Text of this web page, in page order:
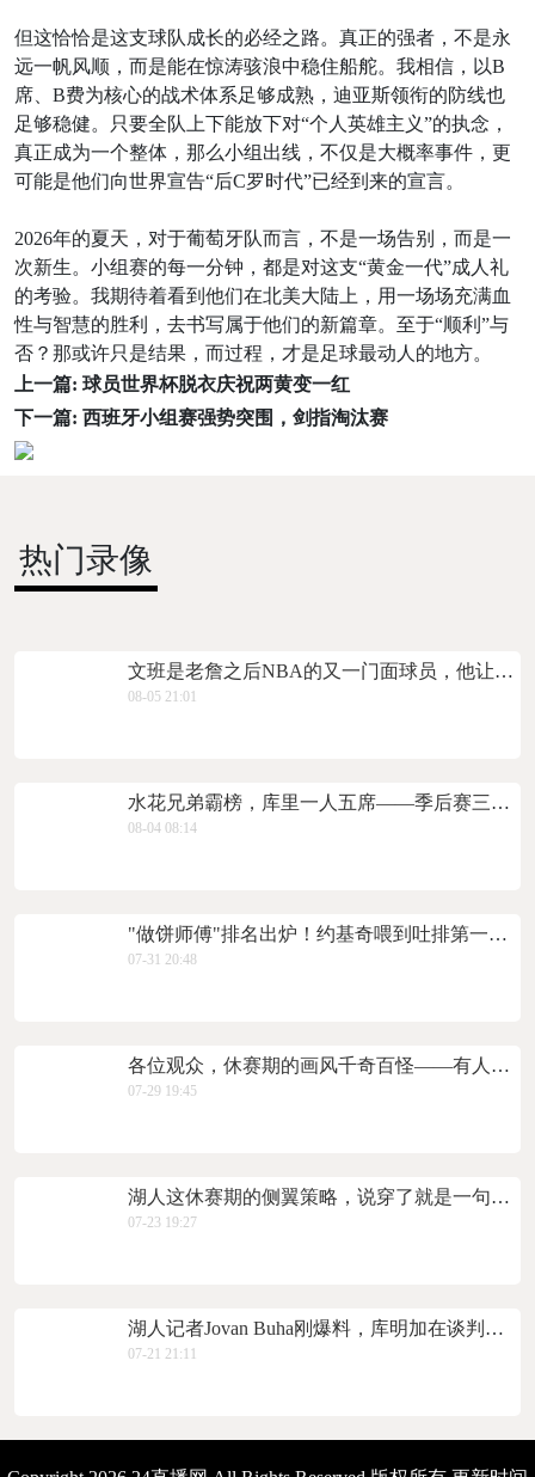
但这恰恰是这支球队成长的必经之路。真正的强者，不是永
远一帆风顺，而是能在惊涛骇浪中稳住船舵。我相信，以B
席、B费为核心的战术体系足够成熟，迪亚斯领衔的防线也
足够稳健。只要全队上下能放下对“个人英雄主义”的执念，
真正成为一个整体，那么小组出线，不仅是大概率事件，更
可能是他们向世界宣告“后C罗时代”已经到来的宣言。
2026年的夏天，对于葡萄牙队而言，不是一场告别，而是一
次新生。小组赛的每一分钟，都是对这支“黄金一代”成人礼
的考验。我期待着看到他们在北美大陆上，用一场场充满血
性与智慧的胜利，去书写属于他们的新篇章。至于“顺利”与
否？那或许只是结果，而过程，才是足球最动人的地方。
上一篇: 球员世界杯脱衣庆祝两黄变一红
下一篇: 西班牙小组赛强势突围，剑指淘汰赛
热门录像
文班是老詹之后NBA的又一门面球员，他让NBA更加国际化
08-05 21:01
水花兄弟霸榜，库里一人五席——季后赛三分投射的“天花板”长这样
08-04 08:14
"做饼师傅"排名出炉！约基奇喂到吐排第一，东契奇哈登双双上榜，76人这笔账得好好算
07-31 20:48
各位观众，休赛期的画风千奇百怪——有人在训练馆挥汗如雨，有人在交易流言里若隐若现，而吉米·巴特勒选择了第三种
07-29 19:45
湖人这休赛期的侧翼策略，说穿了就是一句话：疯狂囤货，刮出一张算一张。 而最终成型的这套“侧翼人海
07-23 19:27
湖人记者Jovan Buha刚爆料，库明加在谈判中坚持索要年均2000万美元的合同，而湖人只愿意出到1000万左右
07-21 21:11